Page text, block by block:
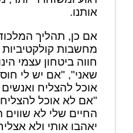
אותנו.
אם כן, תהליך
מחשבות
חווה ביטחון עצמי
שאני", "אם יש לי
אוכל להצליח
"אם לא אוכל להצליח
החיים שלי לא
יאהבו אותי ולא